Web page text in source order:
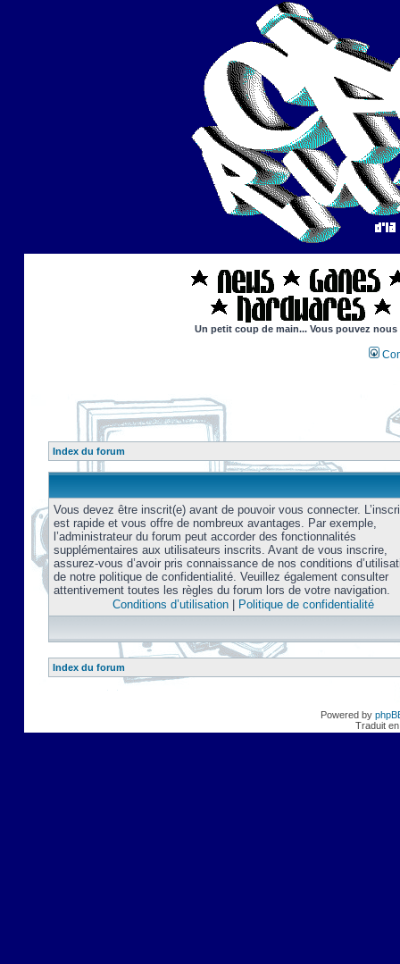
Un petit coup de main... Vous pouvez
Index du forum
Vous devez être inscrit(e) avant de pouvoir vous connecter.
est rapide et vous offre de nombreux avantages. Par exemple,
l’administrateur du forum peut accorder des fonctionnalités
supplémentaires aux utilisateurs inscrits. Avant de vous inscrire,
assurez-vous d’avoir pris connaissance de nos conditions
de notre politique de confidentialité. Veuillez également consulter
attentivement toutes les règles du forum lors de votre navigation.
Conditions d’utilisation| Politique de confidentialité
Index du forum
Powered by
Traduit